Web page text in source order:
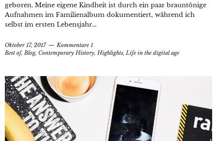
geboren. Meine eigene Kindheit ist durch ein paar brauntönige
Aufnahmen im Familienalbum dokumentiert, während ich
selbst im ersten Lebensjahr...
Oktober 17, 2017
Kommentare 1
Best of, Blog, Contemporary History, Highlights, Life in the digital age